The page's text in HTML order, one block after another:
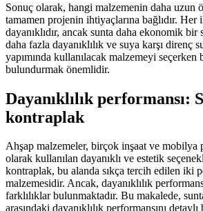
Sonuç olarak, hangi malzemenin daha uzun
tamamen projenin ihtiyaçlarına bağlıdır. Her
dayanıklıdır, ancak sunta daha ekonomik
daha fazla dayanıklılık ve suya karşı direnç
yapımında kullanılacak malzemeyi seçerken
bulundurmak önemlidir.
Dayanıklılık performansı:
kontraplak
Ahşap malzemeler, birçok inşaat ve mobilya
olarak kullanılan dayanıklı ve estetik
kontraplak, bu alanda sıkça tercih edilen iki
malzemesidir. Ancak, dayanıklılık
farklılıklar bulunmaktadır. Bu makalede,
arasındaki dayanıklılık performansını